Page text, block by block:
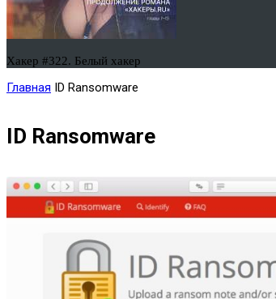
Хакер #322. Белый хакер
Главная ID Ransomware
ID Ransomware